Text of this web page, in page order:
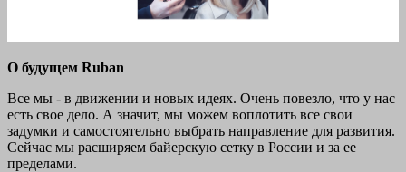
О будущем Ruban
Все мы - в движении и новых идеях. Очень повезло, что у нас
есть свое дело. А значит, мы можем воплотить все свои
задумки и самостоятельно выбрать направление для развития.
Сейчас мы расширяем байерскую сетку в России и за ее
пределами.